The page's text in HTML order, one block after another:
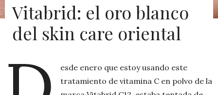
Vitabrid: el oro blanco
del skin care oriental
esde enero que estoy usando este
tratamiento de vitamina C en polvo de la